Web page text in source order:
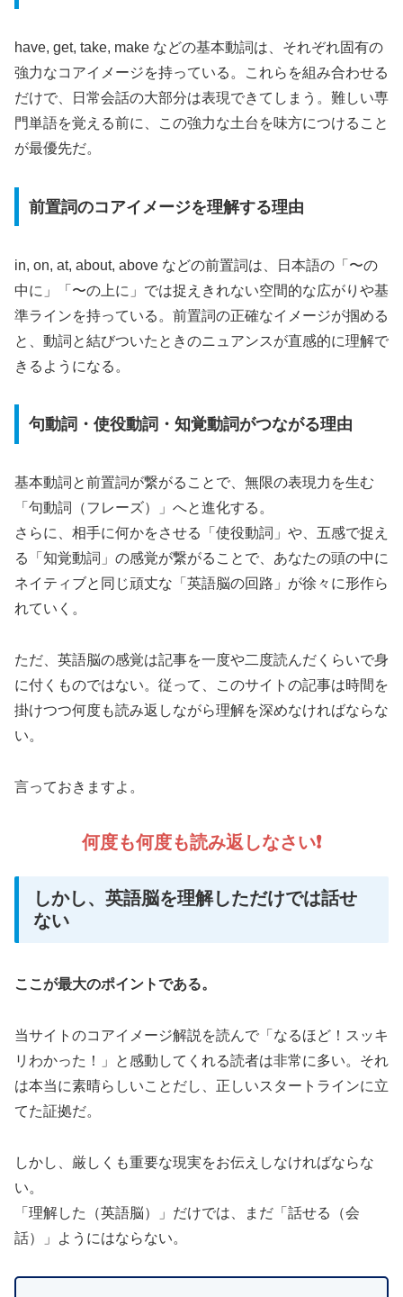
have, get, take, make などの基本動詞は、それぞれ固有の
強力なコアイメージを持っている。これらを組み合わせる
だけで、日常会話の大部分は表現できてしまう。難しい専
門単語を覚える前に、この強力な土台を味方につけること
が最優先だ。
前置詞のコアイメージを理解する理由
in, on, at, about, above などの前置詞は、日本語の「〜の
中に」「〜の上に」では捉えきれない空間的な広がりや基
準ラインを持っている。前置詞の正確なイメージが掴める
と、動詞と結びついたときのニュアンスが直感的に理解で
きるようになる。
句動詞・使役動詞・知覚動詞がつながる理由
基本動詞と前置詞が繋がることで、無限の表現力を生む
「句動詞（フレーズ）」へと進化する。
さらに、相手に何かをさせる「使役動詞」や、五感で捉え
る「知覚動詞」の感覚が繋がることで、あなたの頭の中に
ネイティブと同じ頑丈な「英語脳の回路」が徐々に形作ら
れていく。
ただ、英語脳の感覚は記事を一度や二度読んだくらいで身
に付くものではない。従って、このサイトの記事は時間を
掛けつつ何度も読み返しながら理解を深めなければならな
い。
言っておきますよ。
何度も何度も読み返しなさい❗️
しかし、英語脳を理解しただけでは話せ
ない
ここが最大のポイントである。
当サイトのコアイメージ解説を読んで「なるほど！スッキ
リわかった！」と感動してくれる読者は非常に多い。それ
は本当に素晴らしいことだし、正しいスタートラインに立
てた証拠だ。
しかし、厳しくも重要な現実をお伝えしなければならな
い。
「理解した（英語脳）」だけでは、まだ「話せる（会
話）」ようにはならない。